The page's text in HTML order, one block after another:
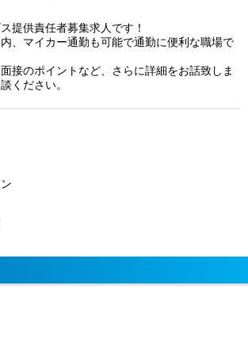
提供責任者募集求人です！
、マイカー通勤も可能で通勤に便利な職場で
接のポイントなど、さらに詳細をお話致しま
ください。